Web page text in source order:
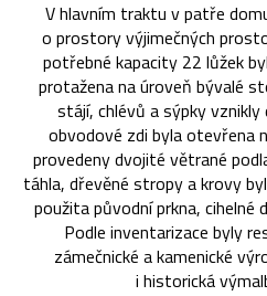
V hlavním traktu v patře
o prostory výjimečných
potřebné kapacity 22 lůžek
protažena na úroveň bývalé
stájí, chlévů a sýpky vznikly
obvodové zdi byla otevřena
provedeny dvojité větrané
táhla, dřevěné stropy a krovy
použita původní prkna, cihelné
Podle inventarizace byly
zámečnické a kamenické
i historická